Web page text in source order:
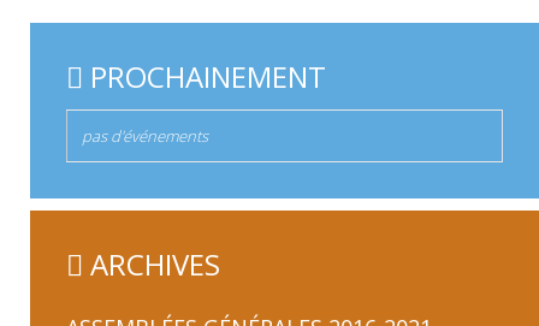
PROCHAINEMENT
pas d'événements
ARCHIVES